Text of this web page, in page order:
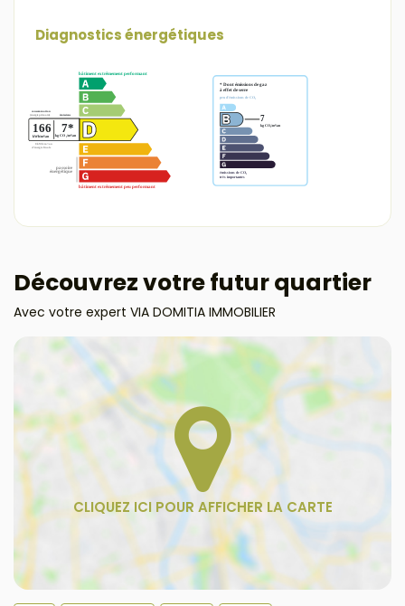
Diagnostics énergétiques
Découvrez votre futur quartier
Avec votre expert VIA DOMITIA IMMOBILIER